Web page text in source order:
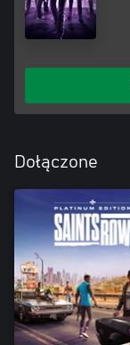
Dołączone